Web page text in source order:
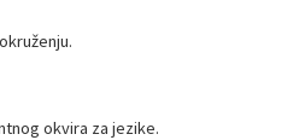
okvira za jezike.